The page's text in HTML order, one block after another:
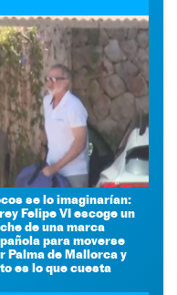
se lo imaginarían:
Felipe VI escoge un
de una marca
para moverse
Palma de Mallorca y
es lo que cuesta